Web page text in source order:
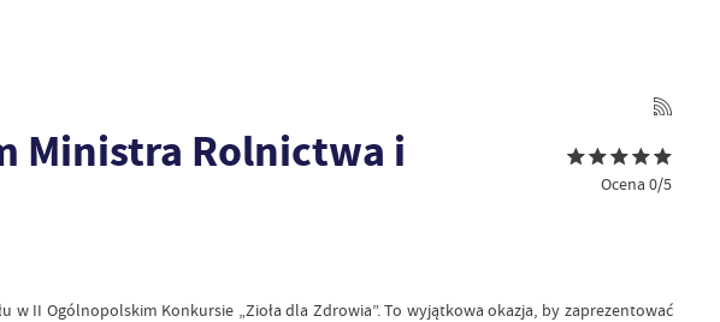
Ministra Rolnictwa i
Ocena 0/5
w II Ogólnopolskim Konkursie „Zioła dla Zdrowia”. To wyjątkowa okazja, by zaprezentować